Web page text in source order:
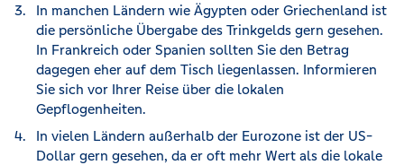
In manchen Ländern wie Ägypten oder Griechenland ist
die persönliche Übergabe des Trinkgelds gern gesehen.
In Frankreich oder Spanien sollten Sie den Betrag
dagegen eher auf dem Tisch liegenlassen. Informieren
Sie sich vor Ihrer Reise über die lokalen
Gepflogenheiten.
In vielen Ländern außerhalb der Eurozone ist der US-
Dollar gern gesehen, da er oft mehr Wert als die lokale